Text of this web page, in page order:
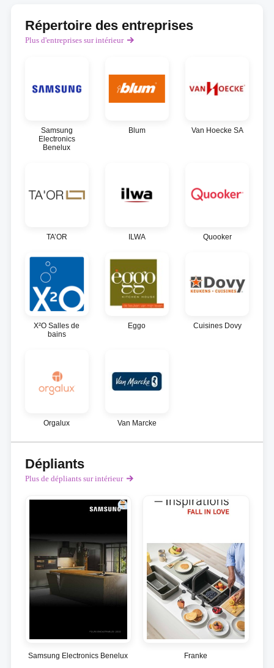
Répertoire des entreprises
Plus d'entreprises sur intérieur
Samsung
Electronics
Benelux
Blum Van Hoecke SA
TA’OR ILWA Quooker
X²O Salles de
bains
Eggo Cuisines Dovy
Orgalux Van Marcke
Dépliants
Plus de dépliants sur intérieur
Samsung Electronics Benelux Franke